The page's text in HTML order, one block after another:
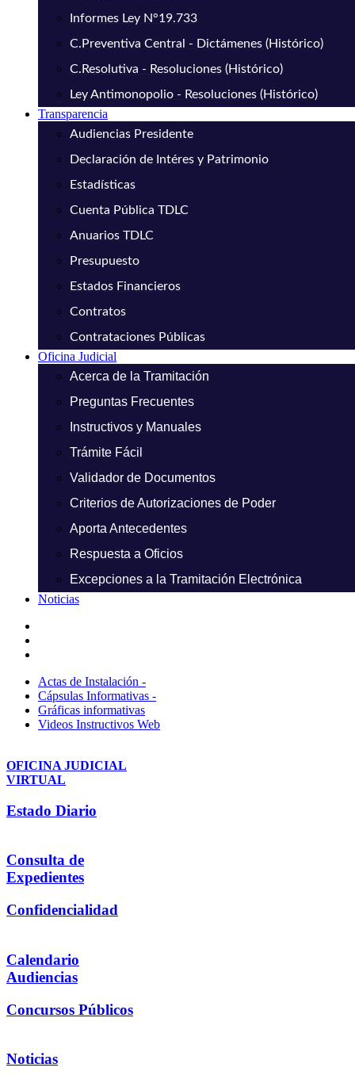
Informes Ley N°19.733
C.Preventiva Central - Dictámenes (Histórico)
C.Resolutiva - Resoluciones (Histórico)
Ley Antimonopolio - Resoluciones (Histórico)
Transparencia
Audiencias Presidente
Declaración de Intéres y Patrimonio
Estadísticas
Cuenta Pública TDLC
Anuarios TDLC
Presupuesto
Estados Financieros
Contratos
Contrataciones Públicas
Oficina Judicial
Acerca de la Tramitación
Preguntas Frecuentes
Instructivos y Manuales
Trámite Fácil
Validador de Documentos
Criterios de Autorizaciones de Poder
Aporta Antecedentes
Respuesta a Oficios
Excepciones a la Tramitación Electrónica
Noticias
Actas de Instalación -
Cápsulas Informativas -
Gráficas informativas
Videos Instructivos Web
OFICINA JUDICIAL
VIRTUAL
Estado Diario
Consulta de
Expedientes
Confidencialidad
Calendario
Audiencias
Concursos Públicos
Noticias